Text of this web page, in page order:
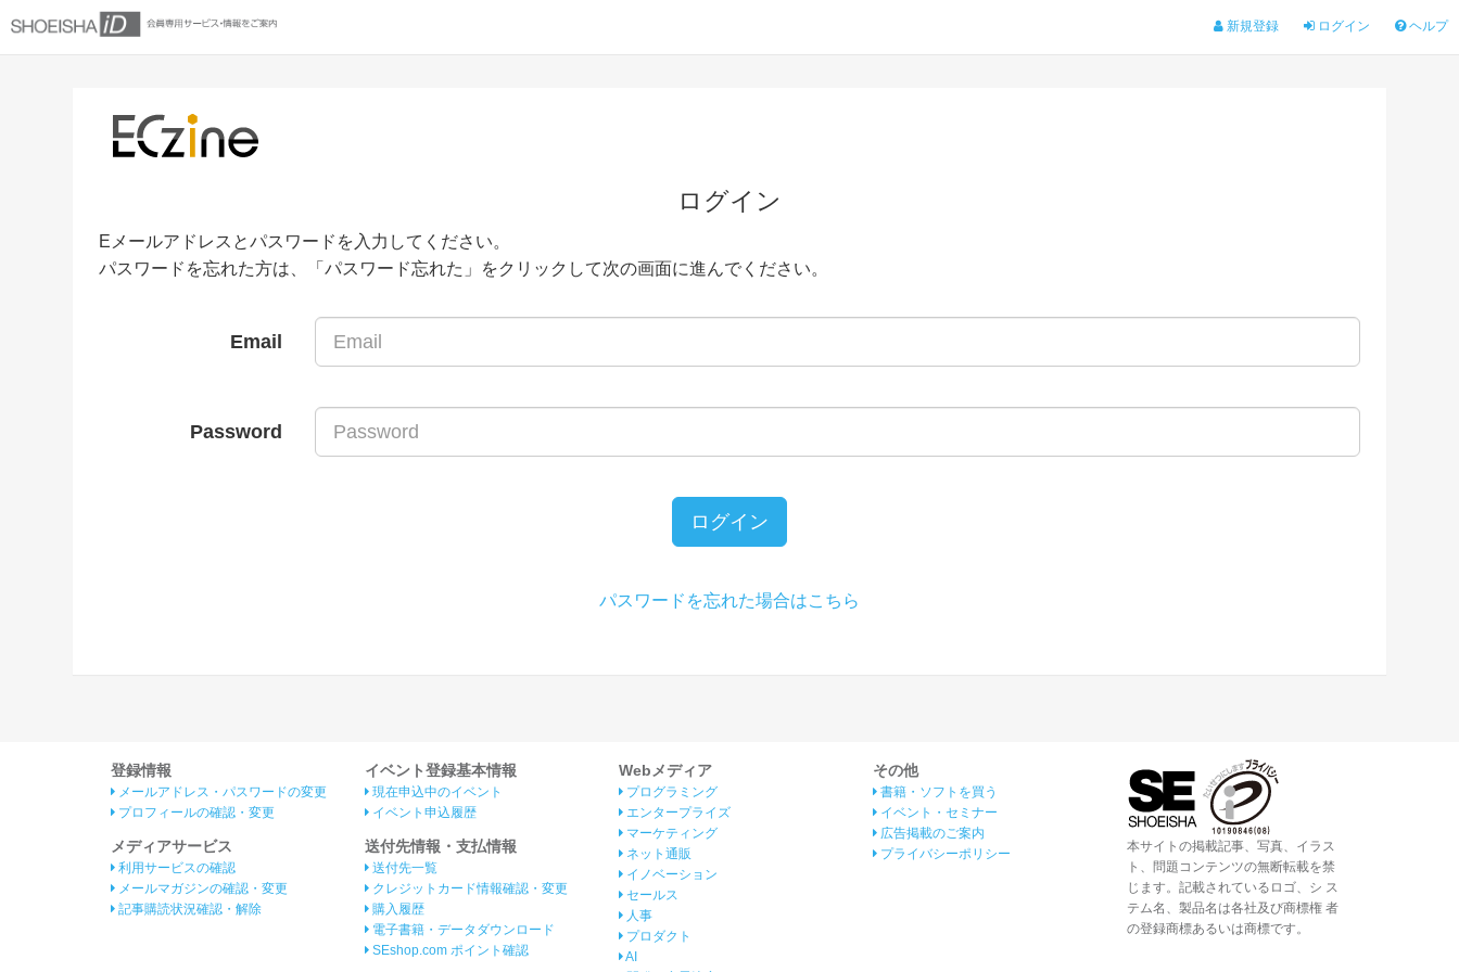
新規登録 ログイン ヘルプ
ログイン
Eメールアドレスとパスワードを入力してください。
パスワードを忘れた方は、「パスワード忘れた」をクリックして次の画面に進んでください。
Email
Password
ログイン
パスワードを忘れた場合はこちら
登録情報
メールアドレス・パスワードの変更
プロフィールの確認・変更
メディアサービス
利用サービスの確認
メールマガジンの確認・変更
記事購読状況確認・解除
イベント登録基本情報
現在申込中のイベント
イベント申込履歴
送付先情報・支払情報
送付先一覧
クレジットカード情報確認・変更
購入履歴
電子書籍・データダウンロード
SEshop.com ポイント確認
Webメディア
プログラミング
エンタープライズ
マーケティング
ネット通販
イノベーション
セールス
人事
プロダクト
AI
その他
書籍・ソフトを買う
イベント・セミナー
広告掲載のご案内
プライバシーポリシー
本サイトの掲載記事、写真、イラス
ト、問題コンテンツの無断転載を禁
じます。記載されているロゴ、シ ス
テム名、製品名は各社及び商標権 者
の登録商標あるいは商標です。